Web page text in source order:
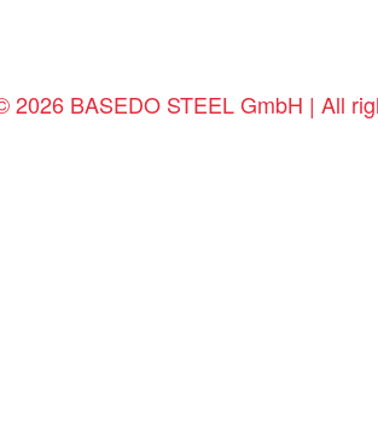
2026 BASEDO STEEL GmbH | All